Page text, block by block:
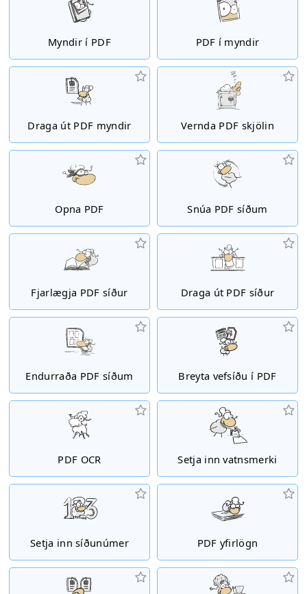
Myndir í PDF PDF í myndir
Draga út PDF myndir Vernda PDF skjölin
Opna PDF Snúa PDF síðum
Fjarlægja PDF síður Draga út PDF síður
Endurraða PDF síðum Breyta vefsíðu í PDF
PDF OCR Setja inn vatnsmerki
Setja inn síðunúmer PDF yfirlögn